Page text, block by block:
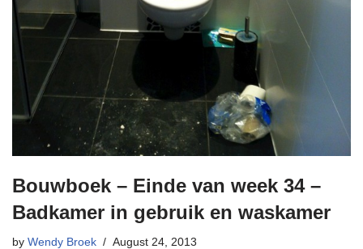
Bouwboek – Einde van week 34 –
Badkamer in gebruik en waskamer
by Wendy Broek August 24, 2013